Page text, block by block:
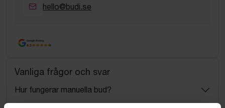
hello@budi.se
Google Rating
4.5
Vanliga frågor och svar
Hur fungerar manuella bud?